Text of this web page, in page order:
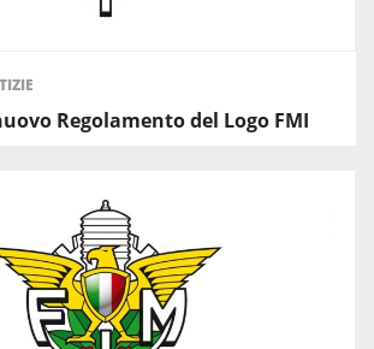
Regolamento del Logo FMI